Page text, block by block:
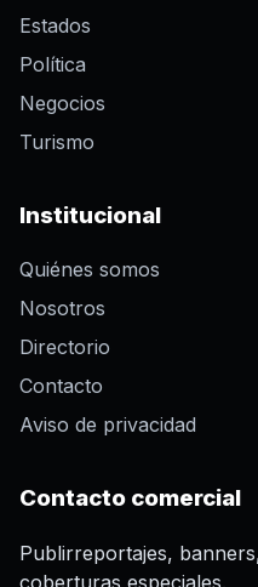
Estados
Política
Negocios
Turismo
Institucional
Quiénes somos
Nosotros
Directorio
Contacto
Aviso de privacidad
Contacto comercial
Publirreportajes,
coberturas especiales.